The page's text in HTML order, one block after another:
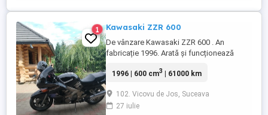
1 Kawasaki ZZR 600
De vânzare Kawasaki ZZR 600 . An
fabricație 1996. Arată și funcționează
1996 | 600 cm3 | 61000 km
102. Vicovu de Jos, Suceava
27 iulie